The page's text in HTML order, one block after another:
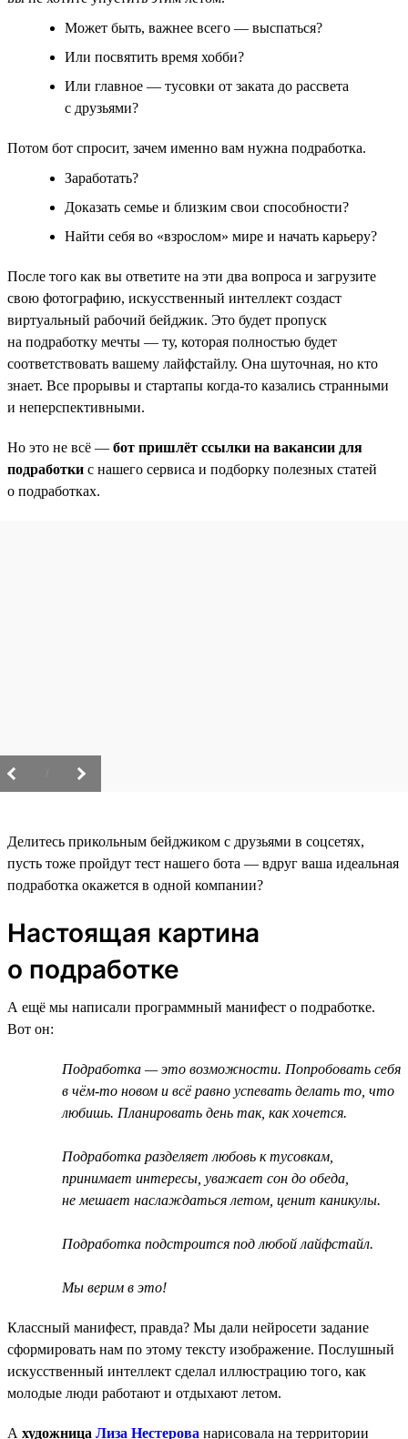
Может быть, важнее всего — выспаться?
Или посвятить время хобби?
Или главное — тусовки от заката до рассвета
с друзьями?
Потом бот спросит, зачем именно вам нужна подработка.
Заработать?
Доказать семье и близким свои способности?
Найти себя во «взрослом» мире и начать карьеру?
После того как вы ответите на эти два вопроса и загрузите
свою фотографию, искусственный интеллект создаст
виртуальный рабочий бейджик. Это будет пропуск
на подработку мечты — ту, которая полностью будет
соответствовать вашему лайфстайлу. Она шуточная, но кто
знает. Все прорывы и стартапы когда-то казались странными
и неперспективными.
Но это не всё — бот пришлёт ссылки на вакансии для
подработки с нашего сервиса и подборку полезных статей
о подработках.
Делитесь прикольным бейджиком с друзьями в соцсетях,
пусть тоже пройдут тест нашего бота — вдруг ваша идеальная
подработка окажется в одной компании?
Настоящая картина
о подработке
А ещё мы написали программный манифест о подработке.
Вот он:
Подработка — это возможности. Попробовать себя
в чём-то новом и всё равно успевать делать то, что
любишь. Планировать день так, как хочется.
Подработка разделяет любовь к тусовкам,
принимает интересы, уважает сон до обеда,
не мешает наслаждаться летом, ценит каникулы.
Подработка подстроится под любой лайфстайл.
Мы верим в это!
Классный манифест, правда? Мы дали нейросети задание
сформировать нам по этому тексту изображение. Послушный
искусственный интеллект сделал иллюстрацию того, как
молодые люди работают и отдыхают летом.
А художница Лиза Нестерова нарисовала на территории